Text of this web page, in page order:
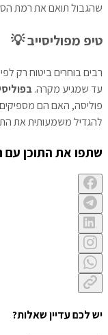
שהגבול תואם את רמת
טיפ מפוליסייב 💡
רבים בוחרים ביטוח רק
עד שמגיע מקרה.
פוליסה, האם הם
להגדיל משמעותית את
שתפו את התוכן עם
יש לכם עדיין שאלות?